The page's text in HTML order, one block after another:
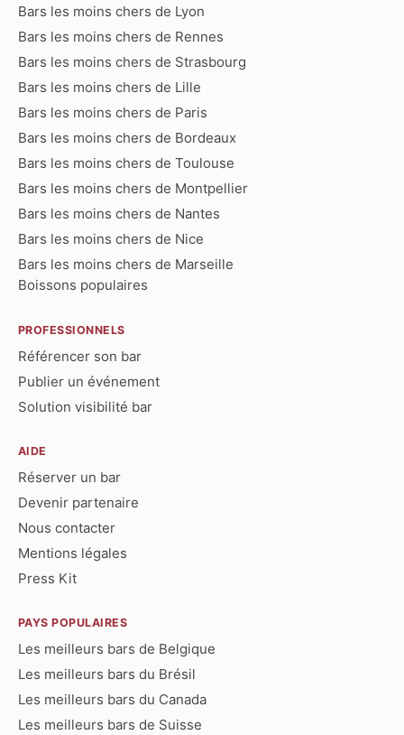
Bars les moins chers de Lyon
Bars les moins chers de Rennes
Bars les moins chers de Strasbourg
Bars les moins chers de Lille
Bars les moins chers de Paris
Bars les moins chers de Bordeaux
Bars les moins chers de Toulouse
Bars les moins chers de Montpellier
Bars les moins chers de Nantes
Bars les moins chers de Nice
Bars les moins chers de Marseille
Boissons populaires
PROFESSIONNELS
Référencer son bar
Publier un événement
Solution visibilité bar
AIDE
Réserver un bar
Devenir partenaire
Nous contacter
Mentions légales
Press Kit
PAYS POPULAIRES
Les meilleurs bars de Belgique
Les meilleurs bars du Brésil
Les meilleurs bars du Canada
Les meilleurs bars de Suisse